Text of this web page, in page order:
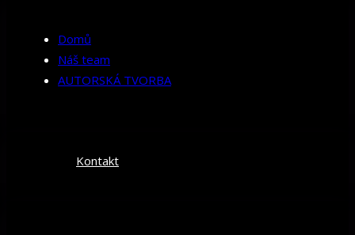
Domů
Náš team
AUTORSKÁ TVORBA
Kontakt